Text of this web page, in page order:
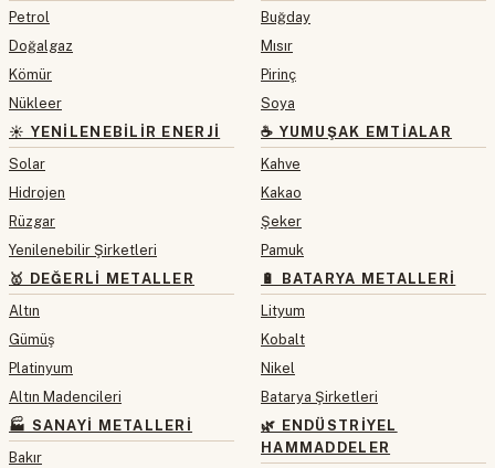
Petrol
Doğalgaz
Kömür
Nükleer
☀️ YENILENEBILIR ENERJI
Solar
Hidrojen
Rüzgar
Yenilenebilir Şirketleri
🥇 DEĞERLI METALLER
Altın
Gümüş
Platinyum
Altın Madencileri
🏭 SANAYI METALLERI
Bakır
Buğday
Mısır
Pirinç
Soya
☕ YUMUŞAK EMTIALAR
Kahve
Kakao
Şeker
Pamuk
🔋 BATARYA METALLERI
Lityum
Kobalt
Nikel
Batarya Şirketleri
🌿 ENDÜSTRIYEL
HAMMADDELER